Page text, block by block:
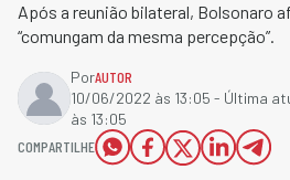
Após a reunião bilateral, Bolsonaro
“comungam da mesma percepção”.
PorAUTOR
10/06/2022 às 13:05 - Última
às 13:05
COMPARTILHE